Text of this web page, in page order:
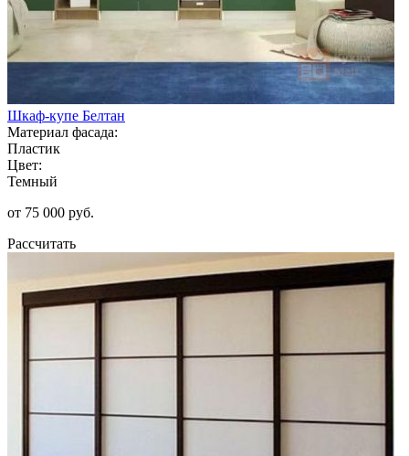
Шкаф-купе Белтан
Материал фасада:
Пластик
Цвет:
Темный
от 75 000 руб.
Рассчитать